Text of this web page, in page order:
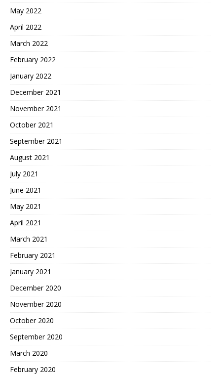
May 2022
April 2022
March 2022
February 2022
January 2022
December 2021
November 2021
October 2021
September 2021
August 2021
July 2021
June 2021
May 2021
April 2021
March 2021
February 2021
January 2021
December 2020
November 2020
October 2020
September 2020
March 2020
February 2020